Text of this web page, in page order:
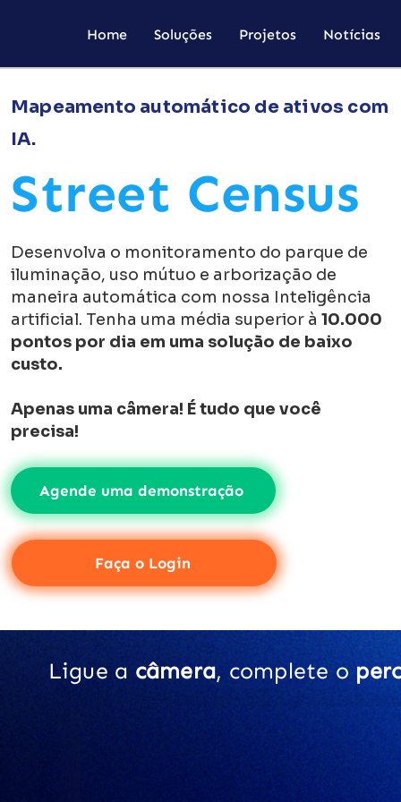
Home Soluções Projetos Notícias
Mapeamento automático de ativos com
IA.
Street Census
Desenvolva o monitoramento do parque de
iluminação, uso mútuo e arborização de
maneira automática com nossa Inteligência
artificial. Tenha uma média superior à 10.000
pontos por dia em uma solução de baixo
custo.
Apenas uma câmera! É tudo que você
precisa!
Agende uma demonstração
Faça o Login
Ligue acâmera, complete o